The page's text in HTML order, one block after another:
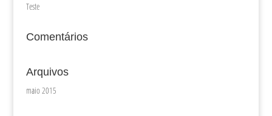
Teste
Comentários
Arquivos
maio 2015